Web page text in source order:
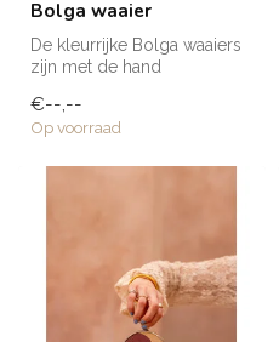
Bolga waaier
De kleurrijke Bolga waaiers
zijn met de hand
en af...
€--,--
Op voorraad